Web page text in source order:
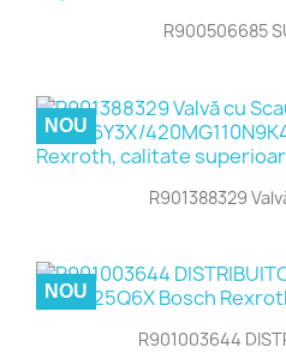
R900506685
R901388329
NOU
R901003644
NOU